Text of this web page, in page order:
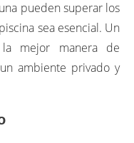
pueden superar los
sea esencial. Un
mejor manera de
ambiente privado y